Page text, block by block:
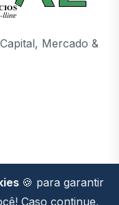
Mercado &
os direitos
🍪 para garantir
Caso continue,